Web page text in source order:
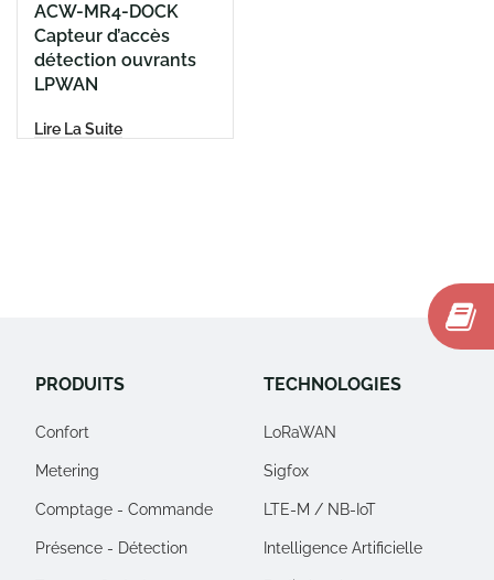
ACW-MR4-DOCK
Capteur d’accès
détection ouvrants
LPWAN
Lire La Suite
PRODUITS
Confort
Metering
Comptage - Commande
Présence - Détection
TECHNOLOGIES
LoRaWAN
Sigfox
LTE-M / NB-IoT
Intelligence Artificielle